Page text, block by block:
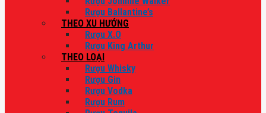
Rượu Ballantine’s
THEO XU HƯỚNG
Rượu X.O
Rượu King Arthur
THEO LOẠI
Rượu Whisky
Rượu Gin
Rượu Vodka
Rượu Rum